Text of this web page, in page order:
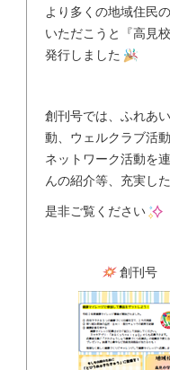
より多くの地域住民
いただこうと『高見
発行しました
創刊号では、ふれあ
動、ウェルクラブ活
ネットワーク活動を
んの紹介等、充実し
是非ご覧ください
創刊号